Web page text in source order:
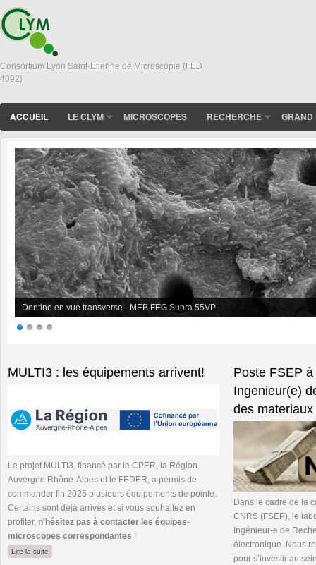
Consortium Lyon Saint-Etienne de Microscopie (FED
4092)
ACCUEIL LE CLYM MICROSCOPES RECHERCHE GRAND
Dentine en vue transverse - MEB FEG Supra 55VP
MULTI3 : les équipements arrivent!
Le projet MULTI3, financé par le CPER, la Région
Auvergne Rhône-Alpes et le FEDER, a permis de
commander fin 2025 plusieurs équipements de pointe.
Certains sont déjà arrivés et si vous souhaitez en
profiter, n'hésitez pas à contacter les équipes-
microscopes correspondantes !
Lire la suite
Poste FSEP
Ingenieur(e)
des
Dans le cadre de la
CNRS (FSEP), le
Ingénieur-e de
électronique. Nous
pour s’investir au
Pages